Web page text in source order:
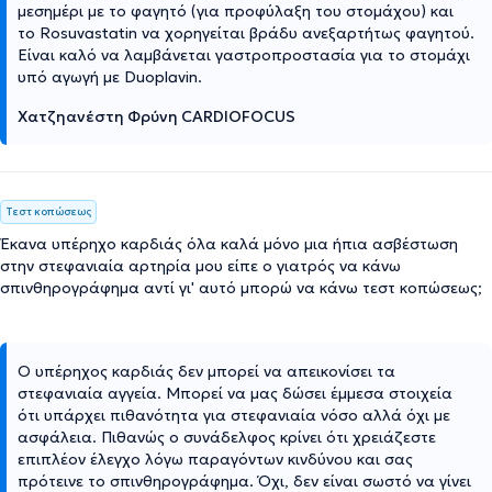
μεσημέρι με το φαγητό (για προφύλαξη του στομάχου) και
το Rosuvastatin να χορηγείται βράδυ ανεξαρτήτως φαγητού.
Είναι καλό να λαμβάνεται γαστροπροστασία για το στομάχι
υπό αγωγή με Duoplavin.
Χατζηανέστη Φρύνη CARDIOFOCUS
Τεστ κοπώσεως
Έκανα υπέρηχο καρδιάς όλα καλά μόνο μια ήπια ασβέστωση
στην στεφανιαία αρτηρία μου είπε ο γιατρός να κάνω
σπινθηρογράφημα αντί γι' αυτό μπορώ να κάνω τεστ κοπώσεως;
Ο υπέρηχος καρδιάς δεν μπορεί να απεικονίσει τα
στεφανιαία αγγεία. Μπορεί να μας δώσει έμμεσα στοιχεία
ότι υπάρχει πιθανότητα για στεφανιαία νόσο αλλά όχι με
ασφάλεια. Πιθανώς ο συνάδελφος κρίνει ότι χρειάζεστε
επιπλέον έλεγχο λόγω παραγόντων κινδύνου και σας
πρότεινε το σπινθηρογράφημα. Όχι, δεν είναι σωστό να γίνει